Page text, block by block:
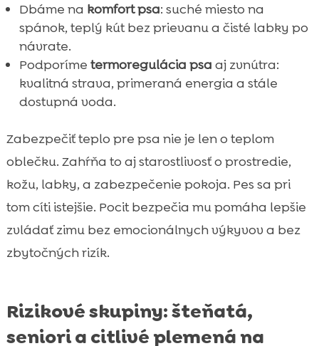
Dbáme na komfort psa: suché miesto na
spánok, teplý kút bez prievanu a čisté labky po
návrate.
Podporíme termoregulácia psa aj zvnútra:
kvalitná strava, primeraná energia a stále
dostupná voda.
Zabezpečiť teplo pre psa nie je len o teplom
oblečku. Zahŕňa to aj starostlivosť o prostredie,
kožu, labky, a zabezpečenie pokoja. Pes sa pri
tom cíti istejšie. Pocit bezpečia mu pomáha lepšie
zvládať zimu bez emocionálnych výkyvov a bez
zbytočných rizík.
Rizikové skupiny: šteňatá,
seniori a citlivé plemená na